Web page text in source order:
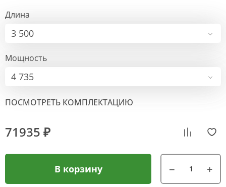
Длина
3 500
Мощность
4 735
ПОСМОТРЕТЬ КОМПЛЕКТАЦИЮ
71935 ₽
В корзину